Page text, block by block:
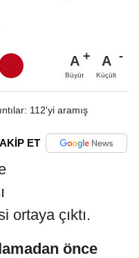
A
Büyüt
A
Küçült
ET
ortaya çıktı.
önce